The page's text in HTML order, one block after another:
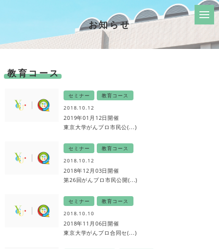
お知らせ
教育コース
セミナー
教育コース
2018.10.12
2019年01月12日開催
東京大学がんプロ市民公(...)
セミナー
教育コース
2018.10.12
2018年12月03日開催
第26回がんプロ市民公開(...)
セミナー
教育コース
2018.10.10
2018年11月06日開催
東京大学がんプロ合同セ(...)